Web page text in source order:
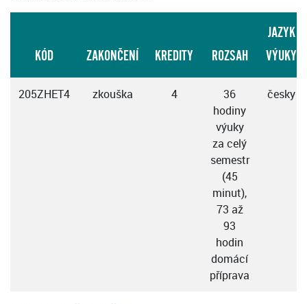
KÓD ZAKONČENÍ KREDITY ROZSAH
JAZYK
VÝUKY
205ZHET4 zkouška 4
36
hodiny
výuky
za celý
semestr
(45
minut),
73 až
93
hodin
domácí
příprava
česky